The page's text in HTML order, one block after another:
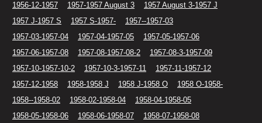
1956-12-1957
1957-1957 August 3
1957 August 3-1957 J
1957 J-1957 S
1957 S-1957-
1957--1957-03
1957-03-1957-04
1957-04-1957-05
1957-05-1957-06
1957-06-1957-08
1957-08-1957-08-2
1957-08-3-1957-09
1957-10-1957-10-2
1957-10-3-1957-11
1957-11-1957-12
1957-12-1958
1958-1958 J 1958 J-1958 O
1958 O-1958-
1958--1958-02
1958-02-1958-04
1958-04-1958-05
1958-05-1958-06
1958-06-1958-07
1958-07-1958-08